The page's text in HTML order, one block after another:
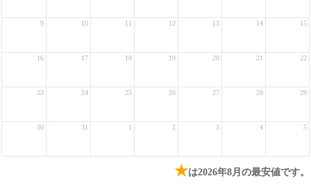
9 10 11 12 13 14 15
16 17 18 19 20 21 22
23 24 25 26 27 28 29
30 31 1 2 3 4 5
★は2026年8月の最安値です。